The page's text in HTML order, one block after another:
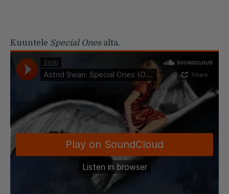
Kuuntele Special Ones alta.